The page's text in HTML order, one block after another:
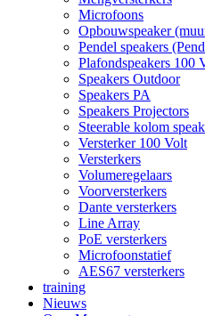
Microfoons
Opbouwspeaker
Pendel speakers
Plafondspeakers 100
Speakers Outdoor
Speakers PA
Speakers Projectors
Steerable kolom
Versterker 100 Volt
Versterkers
Volumeregelaars
Voorversterkers
Dante versterkers
Line Array
PoE versterkers
Microfoonstatief
AES67 versterkers
training
Nieuws